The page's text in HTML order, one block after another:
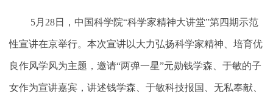
5月28日，中国科学院“科学家精神大讲堂”第四期示范
性宣讲在京举行。本次宣讲以大力弘扬科学家精神、培育优
良作风学风为主题，邀请“两弹一星”元勋钱学森、于敏的子
女作为宣讲嘉宾，讲述钱学森、于敏科技报国、无私奉献、